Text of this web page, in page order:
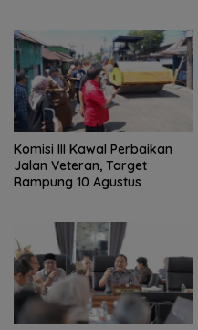
Komisi III Kawal Perbaikan
Jalan Veteran, Target
Rampung 10 Agustus